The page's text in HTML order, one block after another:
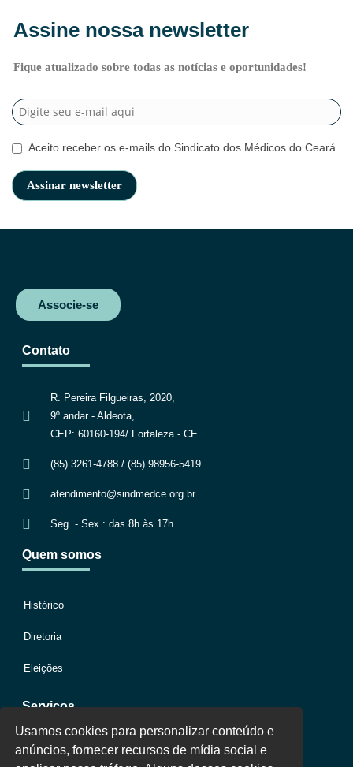
Assine nossa newsletter
Fique atualizado sobre todas as notícias e oportunidades!
Aceito receber os e-mails do Sindicato dos Médicos do Ceará.
Associe-se
Contato
R. Pereira Filgueiras, 2020,
9º andar - Aldeota,
CEP: 60160-194/ Fortaleza - CE
(85) 3261-4788 / (85) 98956-5419
atendimento@sindmedce.org.br
Seg. - Sex.: das 8h às 17h
Quem somos
Histórico
Diretoria
Eleições
Serviços
Jurídico
Usamos cookies para personalizar conteúdo e
anúncios, fornecer recursos de mídia social e